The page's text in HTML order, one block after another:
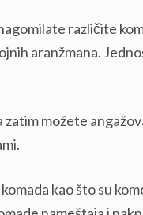
različite
aranžmana.
možete
kao što su